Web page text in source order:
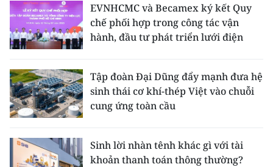
EVNHCMC và Becamex ký kết Quy
chế phối hợp trong công tác vận
hành, đầu tư phát triển lưới điện
Tập đoàn Đại Dũng đẩy mạnh đưa hệ
sinh thái cơ khí-thép Việt vào chuỗi
cung ứng toàn cầu
Sinh lời nhàn tênh khác gì với tài
khoản thanh toán thông thường?